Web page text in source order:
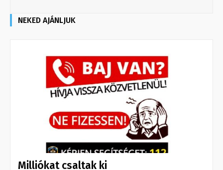
NEKED AJÁNLJUK
Milliókat csaltak ki